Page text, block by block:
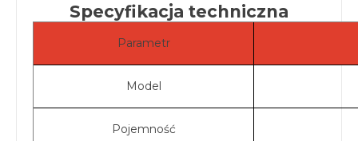
Specyfikacja techniczna
Parametr
Model
Pojemność